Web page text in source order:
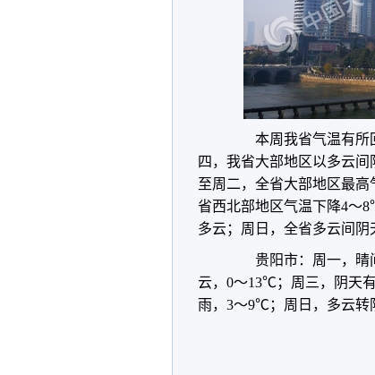
本周我省气温有所回
四，我省大部地区以多云
至周二，全省大部地区最
省西北部地区气温下降4～
多云；周日，全省多云间阴
贵阳市：周一，晴
云，0～13℃；周三，阴天
雨，3～9℃；周日，多云转